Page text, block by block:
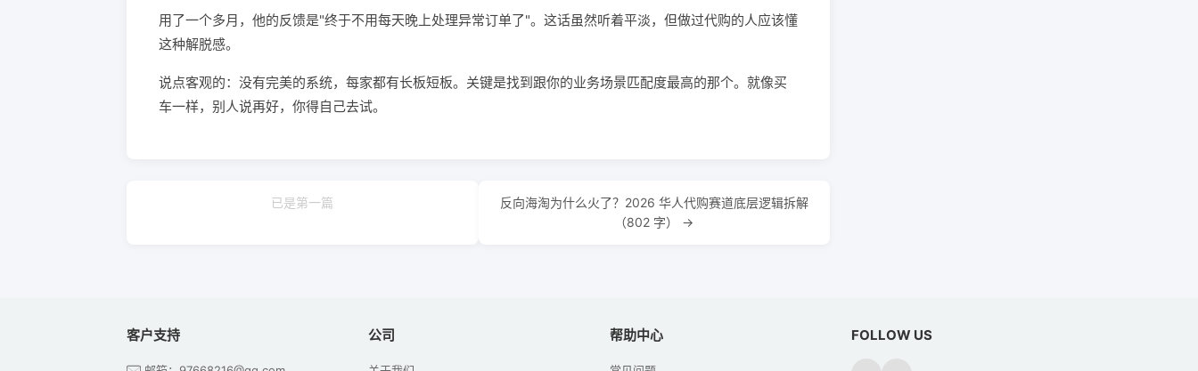
用了一个多月，他的反馈是"终于不用每天晚上处理异常订单了"。这话虽然听着平淡，但做过代购的人应该懂
这种解脱感。
说点客观的：没有完美的系统，每家都有长板短板。关键是找到跟你的业务场景匹配度最高的那个。就像买
车一样，别人说再好，你得自己去试。
已是第一篇
反向海淘为什么火了？2026 华人代购赛道底层逻辑拆解
（802 字） →
客户支持 公司 帮助中心 FOLLOW US